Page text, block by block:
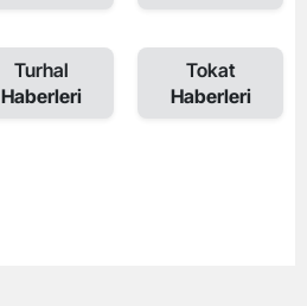
Turhal
Haberleri
Tokat
Haberleri